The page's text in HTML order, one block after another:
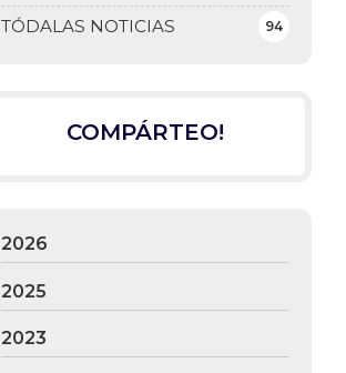
TÓDALAS NOTICIAS 94
COMPÁRTEO!
2026
2025
2023